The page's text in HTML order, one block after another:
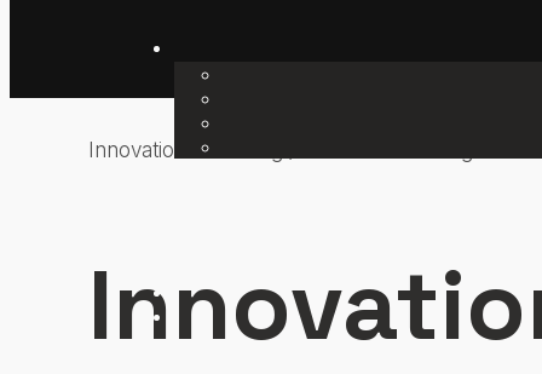
Innovationsberatung / Innovationsmanagement